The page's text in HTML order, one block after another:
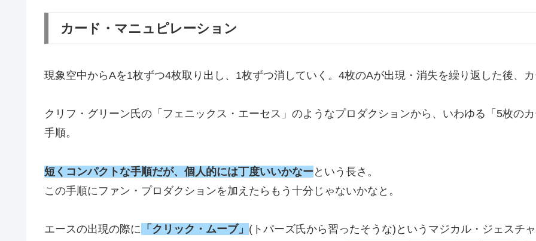
カード・マニュピレーション
現象 空中からAを1枚ずつ4枚取り出し、1枚ずつ消していく。4枚のAが出現・消失を繰り返した後、
クリフ・グリーン氏の「フェニックス・エーセス」のようなプロダクションから、いわゆる「5枚の
手順。
短くコンパクトな手順だが、個人的には丁度いいかなーという長さ。
この手順にファン・プロダクションを加えたらもう十分じゃないかなと。
エースの出現の際に 「クリック・ムーブ」 (トパーズ氏から習ったそうな)というマジカル・ジェスチ